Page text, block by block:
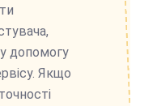
допомогу
Якщо